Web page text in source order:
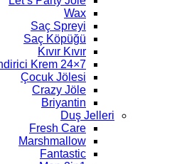
Wax
Saç Spreyi
Saç Köpüğü
Kıvır Kıvır
7×24 Şekillendirici Krem
Çocuk Jölesi
Crazy Jöle
Briyantin
Duş Jelleri
Fresh Care
Marshmallow
Fantastic